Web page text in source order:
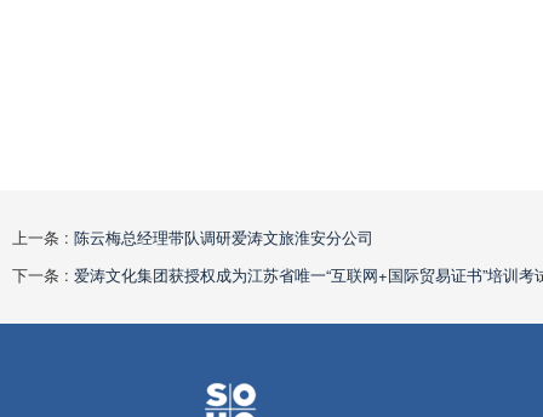
上一条 : 陈云梅总经理带队调研爱涛文旅淮安分公司
下一条 : 爱涛文化集团获授权成为江苏省唯一“互联网+国际贸易证书”培训考